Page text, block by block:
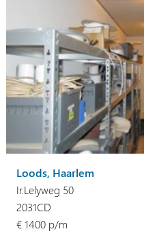
Loods, Haarlem
Ir.Lelyweg 50
2031CD
€ 1400 p/m